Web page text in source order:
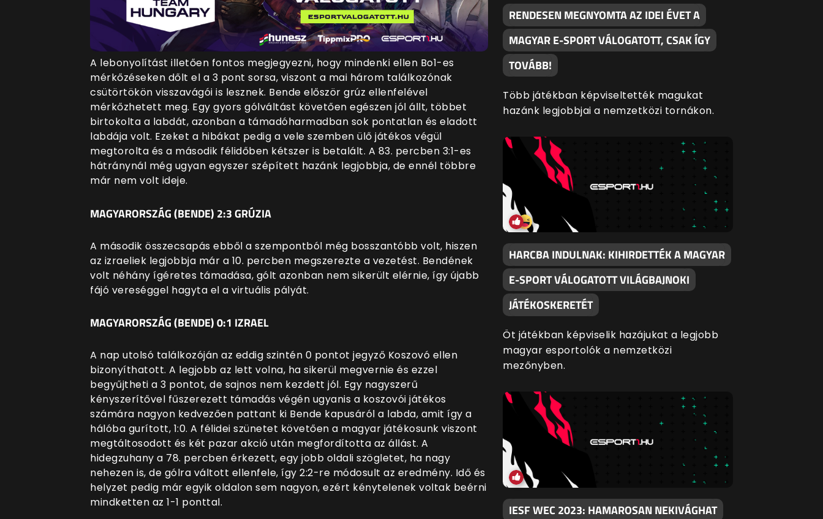
A lebonyolítást illetően fontos megjegyezni, hogy mindenki ellen Bo1-es
mérkőzéseken dőlt el a 3 pont sorsa, viszont a mai három találkozónak
csütörtökön visszavágói is lesznek. Bende először grúz ellenfelével
mérkőzhetett meg. Egy gyors gólváltást követően egészen jól állt, többet
birtokolta a labdát, azonban a támadóharmadban sok pontatlan és eladott
labdája volt. Ezeket a hibákat pedig a vele szemben ülő játékos végül
megtorolta és a második félidőben kétszer is betalált. A 83. percben 3:1-es
hátránynál még ugyan egyszer szépített hazánk legjobbja, de ennél többre
már nem volt ideje.
MAGYARORSZÁG (BENDE) 2:3 GRÚZIA
A második összecsapás ebből a szempontból még bosszantóbb volt, hiszen
az izraeliek legjobbja már a 10. percben megszerezte a vezetést. Bendének
volt néhány ígéretes támadása, gólt azonban nem sikerült elérnie, így újabb
fájó vereséggel hagyta el a virtuális pályát.
MAGYARORSZÁG (BENDE) 0:1 IZRAEL
A nap utolsó találkozóján az eddig szintén 0 pontot jegyző Koszovó ellen
bizonyíthatott. A legjobb az lett volna, ha sikerül megvernie és ezzel
begyűjtheti a 3 pontot, de sajnos nem kezdett jól. Egy nagyszerű
kényszerítővel fűszerezett támadás végén ugyanis a koszovói játékos
számára nagyon kedvezően pattant ki Bende kapusáról a labda, amit így a
hálóba gurított, 1:0. A félidei szünetet követően a magyar játékosunk viszont
megtáltosodott és két pazar akció után megfordította az állást. A
hidegzuhany a 78. percben érkezett, egy jobb oldali szögletet, ha nagy
nehezen is, de gólra váltott ellenfele, így 2:2-re módosult az eredmény. Idő és
helyzet pedig már egyik oldalon sem nagyon, ezért kénytelenek voltak beérni
mindketten az 1-1 ponttal.
RENDESEN MEGNYOMTA AZ IDEI ÉVET A
MAGYAR E-SPORT VÁLOGATOTT, CSAK ÍGY
TOVÁBB!
Több játékban képviseltették magukat
hazánk legjobbjai a nemzetközi tornákon.
HARCBA INDULNAK: KIHIRDETTÉK A MAGYAR
E-SPORT VÁLOGATOTT VILÁGBAJNOKI
JÁTÉKOSKERETÉT
Öt játékban képviselik hazájukat a legjobb
magyar esportolók a nemzetközi
mezőnyben.
IESF WEC 2023: HAMAROSAN NEKIVÁGHAT